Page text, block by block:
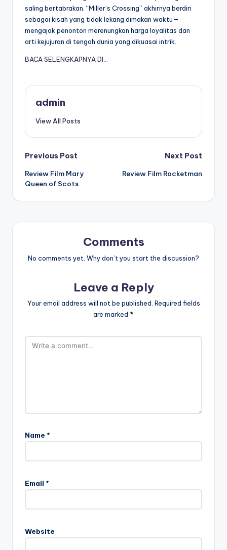
saling bertabrakan. “Miller’s Crossing” akhirnya berdiri
sebagai kisah yang tidak lekang dimakan waktu—
mengajak penonton merenungkan harga loyalitas dan
arti kejujuran di tengah dunia yang dikuasai intrik.
BACA SELENGKAPNYA DI…
admin
View All Posts
Post
navigation
Previous Post
Review Film Mary
Queen of Scots
Next Post
Review Film Rocketman
Comments
No comments yet. Why don’t you start the discussion?
Leave a Reply
Your email address will not be published. Required fields
are marked *
Name *
Email *
Website